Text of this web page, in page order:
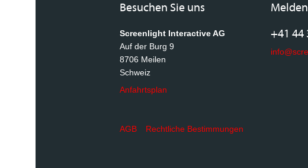
Besuchen Sie uns
Screenlight Interactive AG
Auf der Burg 9
8706 Meilen
Schweiz
Anfahrtsplan
+41 44
AGB Rechtliche Bestimmungen